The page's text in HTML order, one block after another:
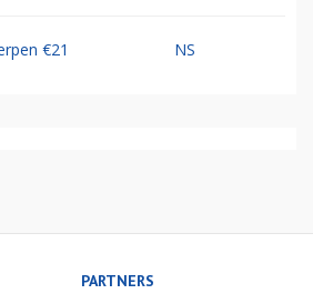
€21 NS
PARTNERS